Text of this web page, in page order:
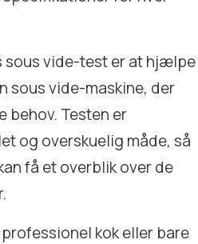
sous vide-test er at hjælpe
sous vide-maskine, der
behov. Testen er
og overskuelig måde, så
få et overblik over de
kok eller bare